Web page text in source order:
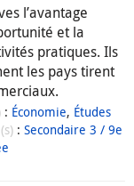
l’avantage
et la
pratiques. Ils
les pays tirent
: Économie, Études
:Secondaire 3 / 9e